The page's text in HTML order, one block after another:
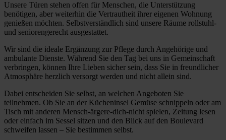
Unsere Türen stehen offen für Menschen, die Unterstützung
benötigen, aber weiterhin die Vertrautheit ihrer eigenen Wohnung
genießen möchten. Selbstverständlich sind unsere Räume rollstuhl-
und seniorengerecht ausgestattet.
Wir sind die ideale Ergänzung zur Pflege durch Angehörige und
ambulante Dienste. Während Sie den Tag bei uns in Gemeinschaft
verbringen, können Ihre Lieben sicher sein, dass Sie in freundlicher
Atmosphäre herzlich versorgt werden und nicht allein sind.
Dabei entscheiden Sie selbst, an welchen Angeboten Sie
teilnehmen. Ob Sie an der Kücheninsel Gemüse schnippeln oder am
Tisch mit anderen Mensch-ärgere-dich-nicht spielen, Zeitung lesen
oder einfach im Sessel sitzen und den Blick auf den Boulevard
schweifen lassen – Sie bestimmen selbst.